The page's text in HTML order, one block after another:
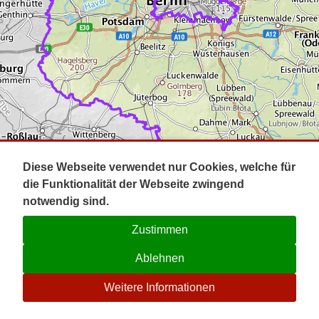
Impressum
Kontakt
☉
Diese Webseite verwendet nur Cookies, welche für
die Funktionalität der Webseite zwingend
notwendig sind.
Zustimmen
Ablehnen
Weitere Informationen